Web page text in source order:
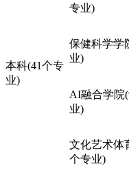
本科(41个专
业)
专业)
保健科学学
业)
AI融合学院
业)
文化艺术体
个专业)